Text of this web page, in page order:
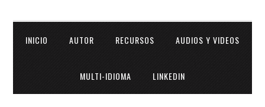
INICIO AUTOR RECURSOS AUDIOS Y VIDEOS
MULTI-IDIOMA LINKEDIN